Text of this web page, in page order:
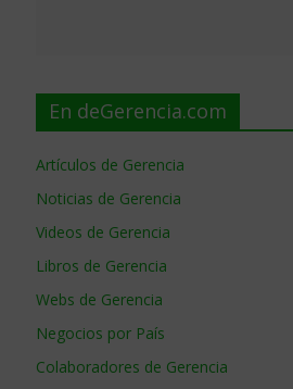
En deGerencia.com
Artículos de Gerencia
Noticias de Gerencia
Videos de Gerencia
Libros de Gerencia
Webs de Gerencia
Negocios por País
Colaboradores de Gerencia